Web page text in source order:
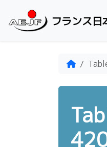
フランス日
Home